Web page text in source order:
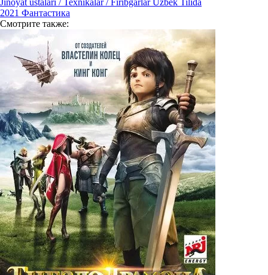
Jinoyat ustalari / Texnikalar / Firibgarlar Uzbek Tilida
2021 Фантастика
Смотрите также: